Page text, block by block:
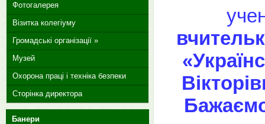
Фотогалерея
Візитка колегіуму
Громадські організації »
Музей
Охорона праці і техніка безпеки
Сторінка директора
Банери